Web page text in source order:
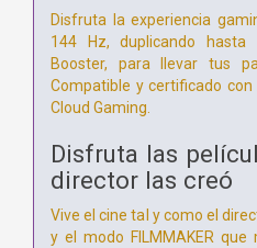
Disfruta la experiencia
144 Hz, duplicando
Booster, para llevar tus
Compatible y certificado
Cloud Gaming.
Disfruta las
director las creó
Vive el cine tal y como el
y el modo FILMMAKER